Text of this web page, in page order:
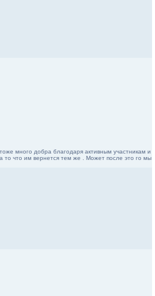
много добра благодаря активным участникам и
что им вернется тем же . Может после это го мы